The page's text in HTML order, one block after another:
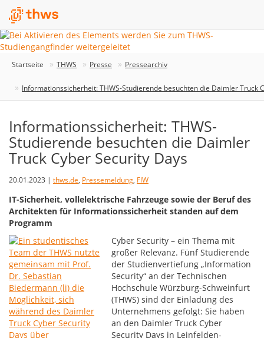
Startseite THWS Presse Pressearchiv
Informationssicherheit: THWS-Studierende besuchten die Daimler Truck
Informationssicherheit: THWS-
Studierende besuchten die Daimler
Truck Cyber Security Days
20.01.2023 | thws.de, Pressemeldung, FIW
IT-Sicherheit, vollelektrische Fahrzeuge sowie der Beruf des
Architekten für Informationssicherheit standen auf dem
Programm
Cyber Security – ein Thema mit
großer Relevanz. Fünf Studierende
der Studienvertiefung „Information
Security“ an der Technischen
Hochschule Würzburg-Schweinfurt
(THWS) sind der Einladung des
Unternehmens gefolgt: Sie haben
an den Daimler Truck Cyber
Security Days in Leinfelden-